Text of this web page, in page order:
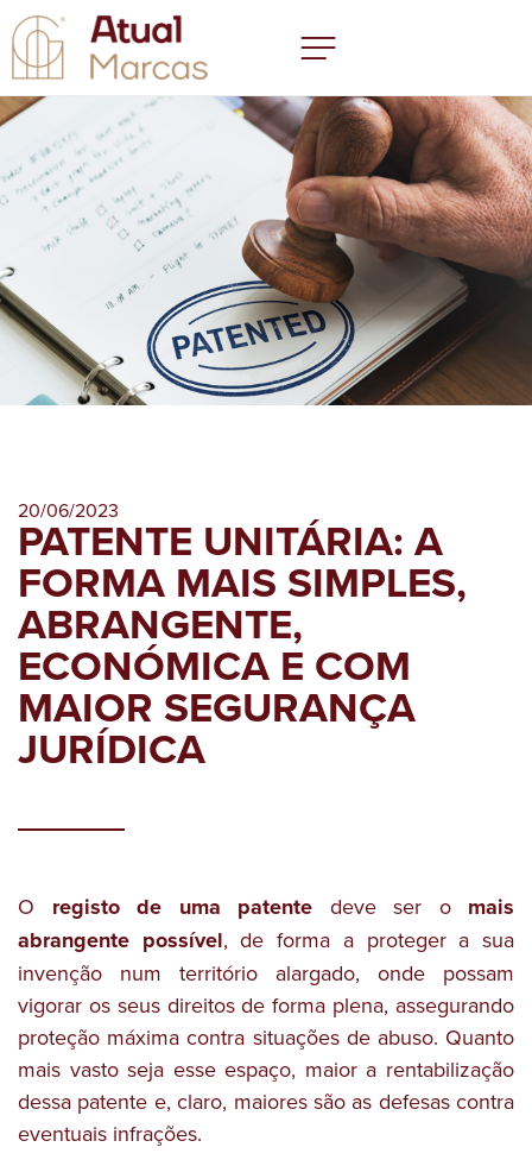
20/06/2023
PATENTE UNITÁRIA: A
FORMA MAIS SIMPLES,
ABRANGENTE,
ECONÓMICA E COM
MAIOR SEGURANÇA
JURÍDICA
O registo de uma patente deve ser o mais
abrangente possível, de forma a proteger a sua
invenção num território alargado, onde possam
vigorar os seus direitos de forma plena, assegurando
proteção máxima contra situações de abuso. Quanto
mais vasto seja esse espaço, maior a rentabilização
dessa patente e, claro, maiores são as defesas contra
eventuais infrações.